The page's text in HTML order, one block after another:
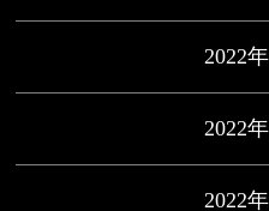
2022
2022
2022